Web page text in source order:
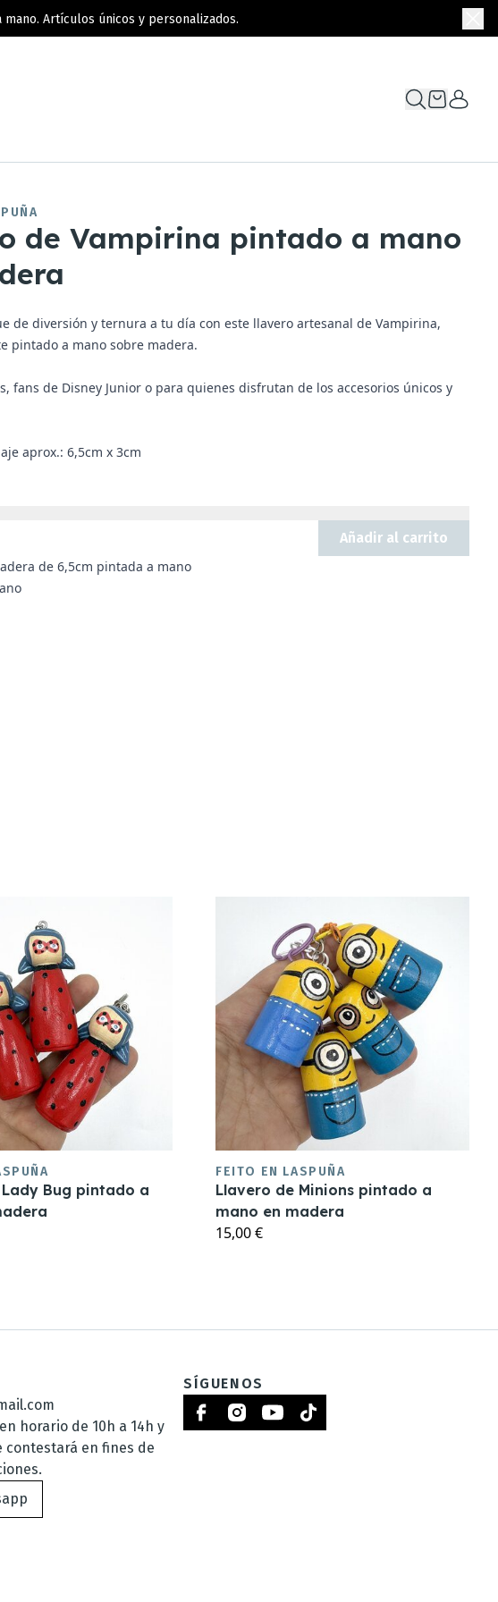
Artículos únicos y personalizados.
de Vampirina pintado a mano
de diversión y ternura a tu día con este llavero artesanal de Vampirina,
pintado a mano sobre madera.
fans de Disney Junior o para quienes disfrutan de los accesorios únicos y
aprox.: 6,5cm x 3cm
Añadir al carrito
de 6,5cm pintada a mano
Bug pintado a
FEITO EN LASPUÑA
Llavero de Minions pintado a
mano en madera
15,00 €
horario de 10h a 14h y
contestará en fines de
SÍGUENOS